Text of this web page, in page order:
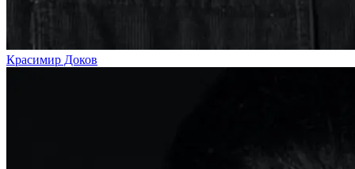
Красимир Доков